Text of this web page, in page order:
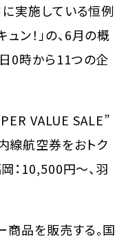
実施している恒例
ン！」の、6月の概
0時から11つの企
VALUE SALE”
線航空券をおトク
：10,500円〜、羽
商品を販売する。国